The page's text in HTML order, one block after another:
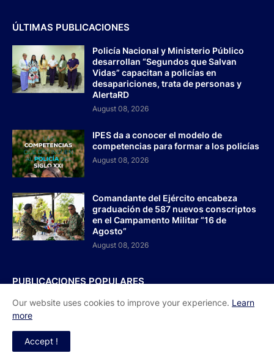
ÚLTIMAS PUBLICACIONES
Policía Nacional y Ministerio Público
desarrollan “Segundos que Salvan
Vidas” capacitan a policías en
desapariciones, trata de personas y
AlertaRD
August 08, 2026
IPES da a conocer el modelo de
competencias para formar a los policías
August 08, 2026
Comandante del Ejército encabeza
graduación de 587 nuevos conscriptos
en el Campamento Militar “16 de
Agosto”
August 08, 2026
PUBLICACIONES POPULARES
Pleno Nacional de Dirigentes otorga
Our website uses cookies to improve your experience. Learn
more
Accept !